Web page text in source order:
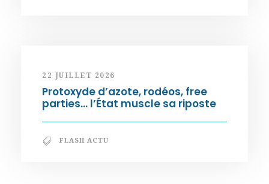
22 JUILLET 2026
Protoxyde d’azote, rodéos, free
parties… l’État muscle sa riposte
FLASH ACTU